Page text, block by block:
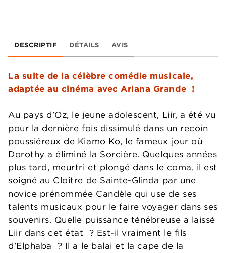
DESCRIPTIF DÉTAILS AVIS
La suite de la célèbre comédie musicale,
adaptée au cinéma avec Ariana Grande !
Au pays d’Oz, le jeune adolescent, Liir, a été vu
pour la dernière fois dissimulé dans un recoin
poussiéreux de Kiamo Ko, le fameux jour où
Dorothy a éliminé la Sorcière. Quelques années
plus tard, meurtri et plongé dans le coma, il est
soigné au Cloître de Sainte-Glinda par une
novice prénommée Candèle qui use de ses
talents musicaux pour le faire voyager dans ses
souvenirs. Quelle puissance ténébreuse a laissé
Liir dans cet état ? Est-il vraiment le fils
d’Elphaba ? Il a le balai et la cape de la